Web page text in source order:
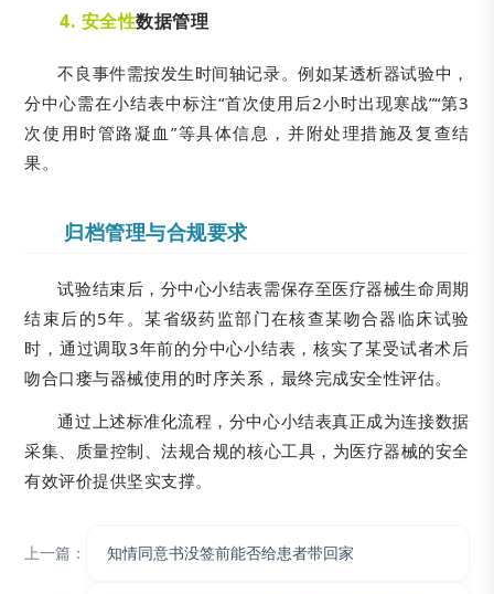
4. 安全性数据管理
不良事件需按发生时间轴记录。例如某透析器试验中，
分中心需在小结表中标注“首次使用后2小时出现寒战”“第3
次使用时管路凝血”等具体信息，并附处理措施及复查结
果。
归档管理与合规要求
试验结束后，分中心小结表需保存至医疗器械生命周期
结束后的5年。某省级药监部门在核查某吻合器临床试验
时，通过调取3年前的分中心小结表，核实了某受试者术后
吻合口瘘与器械使用的时序关系，最终完成安全性评估。
通过上述标准化流程，分中心小结表真正成为连接数据
采集、质量控制、法规合规的核心工具，为医疗器械的安全
有效评价提供坚实支撑。
上一篇： 知情同意书没签前能否给患者带回家